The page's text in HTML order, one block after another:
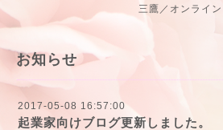
三鷹／オンライン
お知らせ
2017-05-08 16:57:00
起業家向けブログ更新しました。